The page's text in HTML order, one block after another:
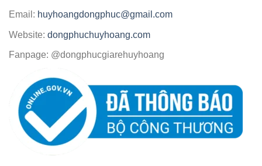
Email: huyhoangdongphuc@gmail.com
Website: dongphuchuyhoang.com
Fanpage: @dongphucgiarehuyhoang